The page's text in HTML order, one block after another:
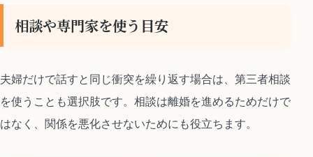
相談や専門家を使う目安
夫婦だけで話すと同じ衝突を繰り返す場合は、第三者相談
を使うことも選択肢です。相談は離婚を進めるためだけで
はなく、関係を悪化させないためにも役立ちます。